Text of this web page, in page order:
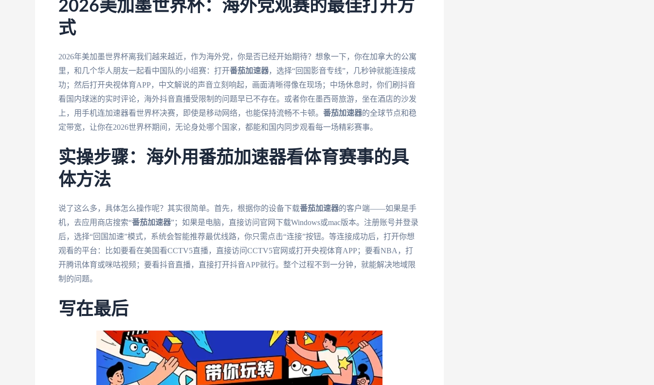
2026美加墨世界杯：海外党观赛的最佳打开方
式
2026年美加墨世界杯离我们越来越近，作为海外党，你是否已经开始期待？想象一下，你在加拿大的公寓
里，和几个华人朋友一起看中国队的小组赛：打开番茄加速器，选择“回国影音专线”，几秒钟就能连接成
功；然后打开央视体育APP，中文解说的声音立刻响起，画面清晰得像在现场；中场休息时，你们刷抖音
看国内球迷的实时评论，海外抖音直播受限制的问题早已不存在。或者你在墨西哥旅游，坐在酒店的沙发
上，用手机连加速器看世界杯决赛，即使是移动网络，也能保持流畅不卡顿。 番茄加速器的全球节点和稳
定带宽，让你在2026世界杯期间，无论身处哪个国家，都能和国内同步观看每一场精彩赛事。
实操步骤：海外用番茄加速器看体育赛事的具
体方法
说了这么多，具体怎么操作呢？其实很简单。首先，根据你的设备下载番茄加速器的客户端——如果是手
机，去应用商店搜索“番茄加速器”；如果是电脑，直接访问官网下载Windows或mac版本。注册账号并登录
后，选择“回国加速”模式，系统会智能推荐最优线路，你只需点击“连接”按钮。等连接成功后，打开你想
观看的平台：比如要看在美国看CCTV5直播，直接访问CCTV5官网或打开央视体育APP；要看NBA，打
开腾讯体育或咪咕视频；要看抖音直播，直接打开抖音APP就行。整个过程不到一分钟，就能解决地域限
制的问题。
写在最后